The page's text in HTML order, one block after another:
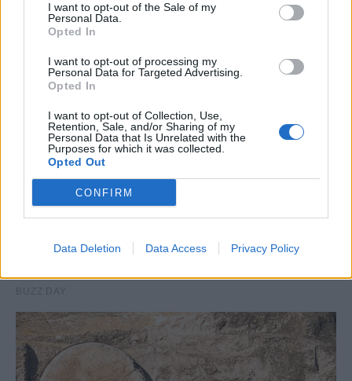
I want to opt-out of the Sale of my
Personal Data.
Opted In
I want to opt-out of processing my
Personal Data for Targeted Advertising.
Opted In
I want to opt-out of Collection, Use,
Retention, Sale, and/or Sharing of my
Personal Data that Is Unrelated with the
Purposes for which it was collected.
Opted Out
CONFIRM
Data Deletion Data Access Privacy Policy